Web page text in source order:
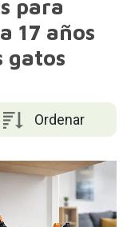
para
17 años
gatos
Ordenar